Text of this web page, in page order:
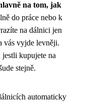
na tom, jak
do práce nebo k
na dálnici jen
vás vyjde levněji.
kupujete na
stejně.
automaticky